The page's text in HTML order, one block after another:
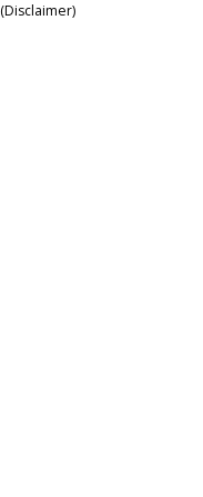
(Disclaimer)